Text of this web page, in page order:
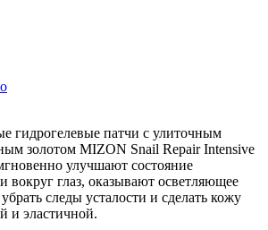
гидрогелевые патчи с улиточным
золотом MIZON Snail Repair Intensive
улучшают состояние
вокруг глаз, оказывают осветляющее
следы усталости и сделать кожу
и эластичной.